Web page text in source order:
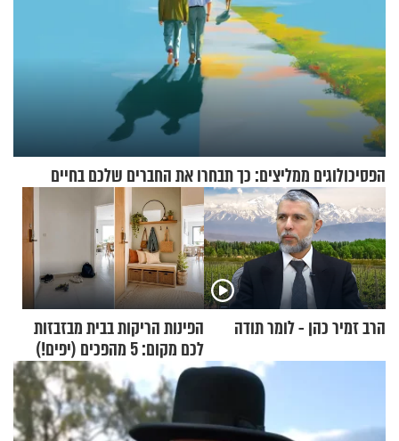
הפסיכולוגים ממליצים: כך תבחרו את החברים שלכם בחיים
הרב זמיר כהן - לומר תודה
הפינות הריקות בבית מבזבזות
לכם מקום: 5 מהפכים (יפים!)
שאפשר לעשות כבר היום